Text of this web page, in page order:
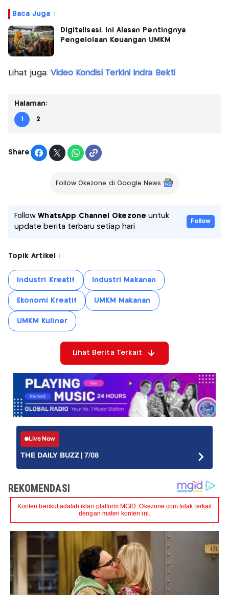
Baca Juga :
Digitalisasi, Ini Alasan Pentingnya
Pengelolaan Keuangan UMKM
Lihat juga: Video Kondisi Terkini Indra Bekti
Halaman:
1 2
Share
Follow Okezone di Google News
FollowWhatsApp Channel Okezone untuk
update berita terbaru setiap hari
Follow
Topik Artikel :
Industri Kreatif Industri Makanan
Ekonomi Kreatif UMKM Makanan
UMKM Kuliner
Lihat Berita Terkait
Live Now
THE DAILY BUZZ | 7/08